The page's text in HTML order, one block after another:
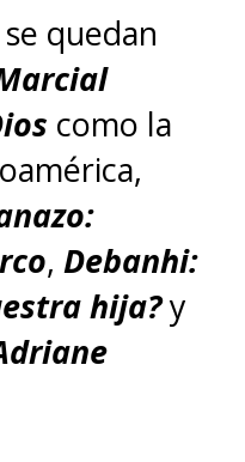
quedan
como la
,Debanhi:
hija?y